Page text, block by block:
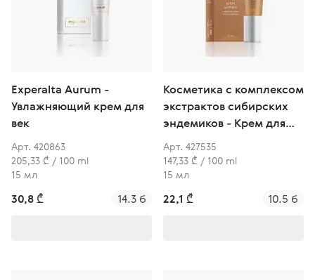
Experalta Aurum -
Увлажняющий крем для
век
Арт. 420863
205,33 ₾ / 100 ml
15 мл
30,8 ₾ 14.3 б
Косметика с комплексом
экстрактов сибирских
эндемиков - Крем для
век с омега-кислотами и
бета-каротином
Арт. 427535
147,33 ₾ / 100 ml
15 мл
22,1 ₾ 10.5 б